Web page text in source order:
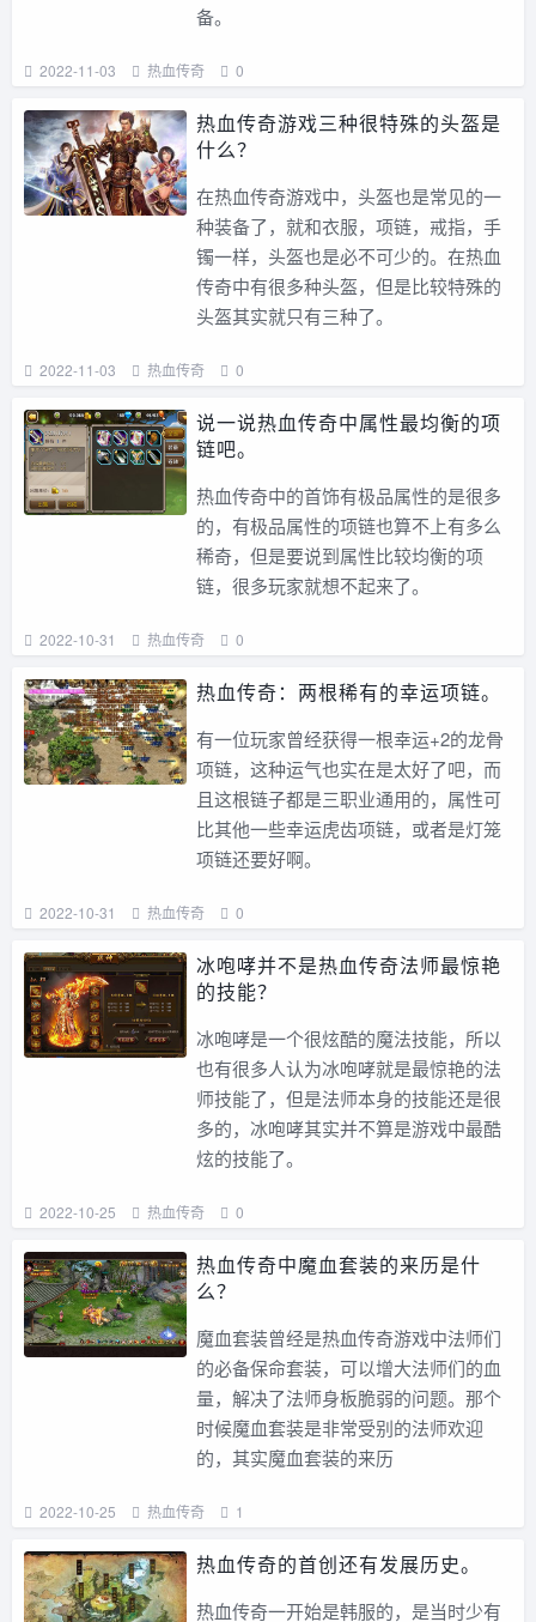
备。
2022-11-03 热血传奇 0
热血传奇游戏三种很特殊的头盔是
什么？
在热血传奇游戏中，头盔也是常见的一
种装备了，就和衣服，项链，戒指，手
镯一样，头盔也是必不可少的。在热血
传奇中有很多种头盔，但是比较特殊的
头盔其实就只有三种了。
2022-11-03 热血传奇 0
说一说热血传奇中属性最均衡的项
链吧。
热血传奇中的首饰有极品属性的是很多
的，有极品属性的项链也算不上有多么
稀奇，但是要说到属性比较均衡的项
链，很多玩家就想不起来了。
2022-10-31 热血传奇 0
热血传奇：两根稀有的幸运项链。
有一位玩家曾经获得一根幸运+2的龙骨
项链，这种运气也实在是太好了吧，而
且这根链子都是三职业通用的，属性可
比其他一些幸运虎齿项链，或者是灯笼
项链还要好啊。
2022-10-31 热血传奇 0
冰咆哮并不是热血传奇法师最惊艳
的技能？
冰咆哮是一个很炫酷的魔法技能，所以
也有很多人认为冰咆哮就是最惊艳的法
师技能了，但是法师本身的技能还是很
多的，冰咆哮其实并不算是游戏中最酷
炫的技能了。
2022-10-25 热血传奇 0
热血传奇中魔血套装的来历是什
么？
魔血套装曾经是热血传奇游戏中法师们
的必备保命套装，可以增大法师们的血
量，解决了法师身板脆弱的问题。那个
时候魔血套装是非常受别的法师欢迎
的，其实魔血套装的来历
2022-10-25 热血传奇 1
热血传奇的首创还有发展历史。
热血传奇一开始是韩服的，是当时少有